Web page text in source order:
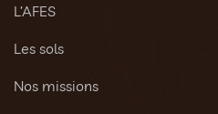
L’AFES
Les sols
Nos missions